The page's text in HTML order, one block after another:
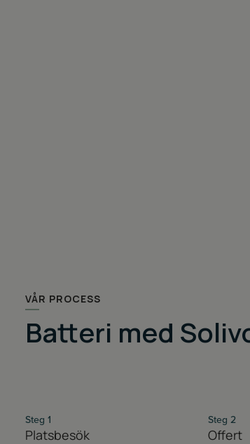
VÅR PROCESS
Batteri med
Steg 1
Platsbesök
Steg 2
Offert